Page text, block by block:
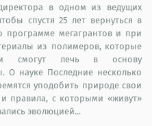
в одном из ведущих
спустя 25 лет вернуться в
программе мегагрантов и при
из полимеров, которые
смогут лечь в основу
О науке Последние несколько
уподобить природе свои
правила, с которыми «живут»
эволюцией...